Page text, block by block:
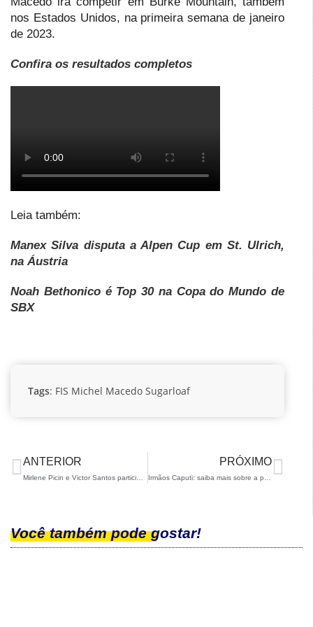
nos Estados Unidos, na primeira semana de janeiro
de 2023.
Confira os resultados completos
Leia também:
Manex Silva disputa a Alpen Cup em St. Ulrich,
na Áustria
Noah Bethonico é Top 30 na Copa do Mundo de
SBX
Tags: FIS Michel Macedo Sugarloaf
ANTERIOR
Mirlene Picin e Victor Santos participam da IBU Cup em Idre Fjall
PRÓXIMO
Irmãos Caputi: saiba mais sobre a participação dos jovens atletas no Troféu Borrufa
Você também pode gostar!